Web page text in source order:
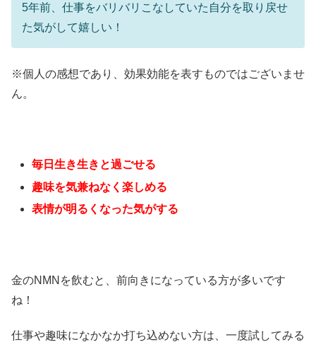
5年前、仕事をバリバリこなしていた自分を取り戻せ
た気がして嬉しい！
※個人の感想であり、効果効能を表すものではございませ
ん。
毎日生き生きと過ごせる
趣味を気兼ねなく楽しめる
表情が明るくなった気がする
金のNMNを飲むと、前向きになっている方が多いです
ね！
仕事や趣味になかなか打ち込めない方は、一度試してみる